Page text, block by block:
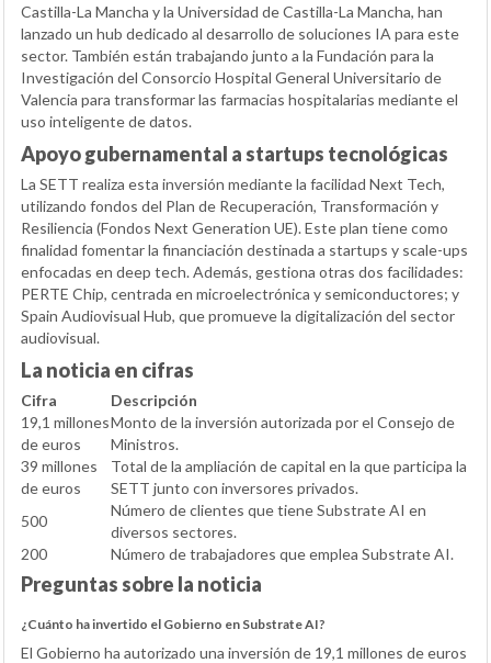
Castilla-La Mancha y la Universidad de Castilla-La Mancha, han
lanzado un hub dedicado al desarrollo de soluciones IA para este
sector. También están trabajando junto a la Fundación para la
Investigación del Consorcio Hospital General Universitario de
Valencia para transformar las farmacias hospitalarias mediante el
uso inteligente de datos.
Apoyo gubernamental a startups tecnológicas
La SETT realiza esta inversión mediante la facilidad Next Tech,
utilizando fondos del Plan de Recuperación, Transformación y
Resiliencia (Fondos Next Generation UE). Este plan tiene como
finalidad fomentar la financiación destinada a startups y scale-ups
enfocadas en deep tech. Además, gestiona otras dos facilidades:
PERTE Chip, centrada en microelectrónica y semiconductores; y
Spain Audiovisual Hub, que promueve la digitalización del sector
audiovisual.
La noticia en cifras
Cifra
Descripción
19,1 millones
de euros
Monto de la inversión autorizada por el Consejo de
Ministros.
39 millones
de euros
Total de la ampliación de capital en la que participa la
SETT junto con inversores privados.
500
Número de clientes que tiene Substrate AI en
diversos sectores.
200
Número de trabajadores que emplea Substrate AI.
Preguntas sobre la noticia
¿Cuánto ha invertido el Gobierno en Substrate AI?
El Gobierno ha autorizado una inversión de 19,1 millones de euros